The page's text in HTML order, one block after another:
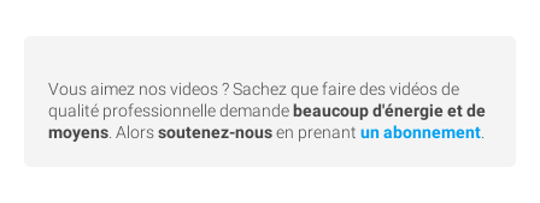
Vous aimez nos videos ? Sachez que faire des vidéos de
qualité professionnelle demande beaucoup d'énergie et de
moyens. Alorssoutenez-nousen prenant un abonnement.